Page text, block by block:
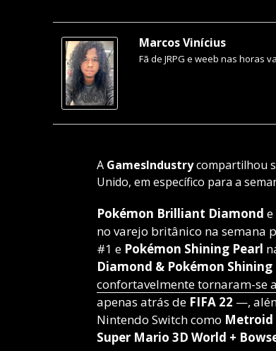
Marcos Vinícius
Fã de JRPG e weeb nas horas
A GamesIndustrycompartilhou
Unido, em específico para a
Pokémon Brilliant Diamond e
no varejo britânico na semana
#1 e Pokémon Shining Pearl
Diamond & Pokémon Shining
confortavelmente tornaram-se
apenas atrás de FIFA 22 —,
Nintendo Switch como Metroid
Super Mario 3D World +